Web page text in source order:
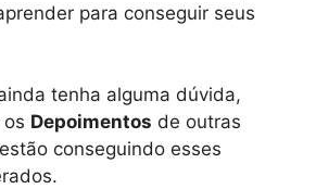
para conseguir seus
tenha alguma dúvida,
Depoimentos de outras
conseguindo esses